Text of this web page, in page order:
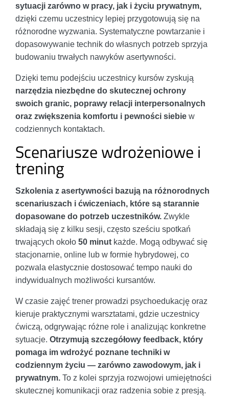
sytuacji zarówno w pracy, jak i życiu prywatnym,
dzięki czemu uczestnicy lepiej przygotowują się na
różnorodne wyzwania. Systematyczne powtarzanie i
dopasowywanie technik do własnych potrzeb sprzyja
budowaniu trwałych nawyków asertywności.
Dzięki temu podejściu uczestnicy kursów zyskują
narzędzia niezbędne do skutecznej ochrony
swoich granic, poprawy relacji interpersonalnych
oraz zwiększenia komfortu i pewności siebie w
codziennych kontaktach.
Scenariusze wdrożeniowe i
trening
Szkolenia z asertywności bazują na różnorodnych
scenariuszach i ćwiczeniach, które są starannie
dopasowane do potrzeb uczestników. Zwykle
składają się z kilku sesji, często sześciu spotkań
trwających około 50 minut każde. Mogą odbywać się
stacjonarnie, online lub w formie hybrydowej, co
pozwala elastycznie dostosować tempo nauki do
indywidualnych możliwości kursantów.
W czasie zajęć trener prowadzi psychoedukację oraz
kieruje praktycznymi warsztatami, gdzie uczestnicy
ćwiczą, odgrywając różne role i analizując konkretne
sytuacje. Otrzymują szczegółowy feedback, który
pomaga im wdrożyć poznane techniki w
codziennym życiu — zarówno zawodowym, jak i
prywatnym. To z kolei sprzyja rozwojowi umiejętności
skutecznej komunikacji oraz radzenia sobie z presją.